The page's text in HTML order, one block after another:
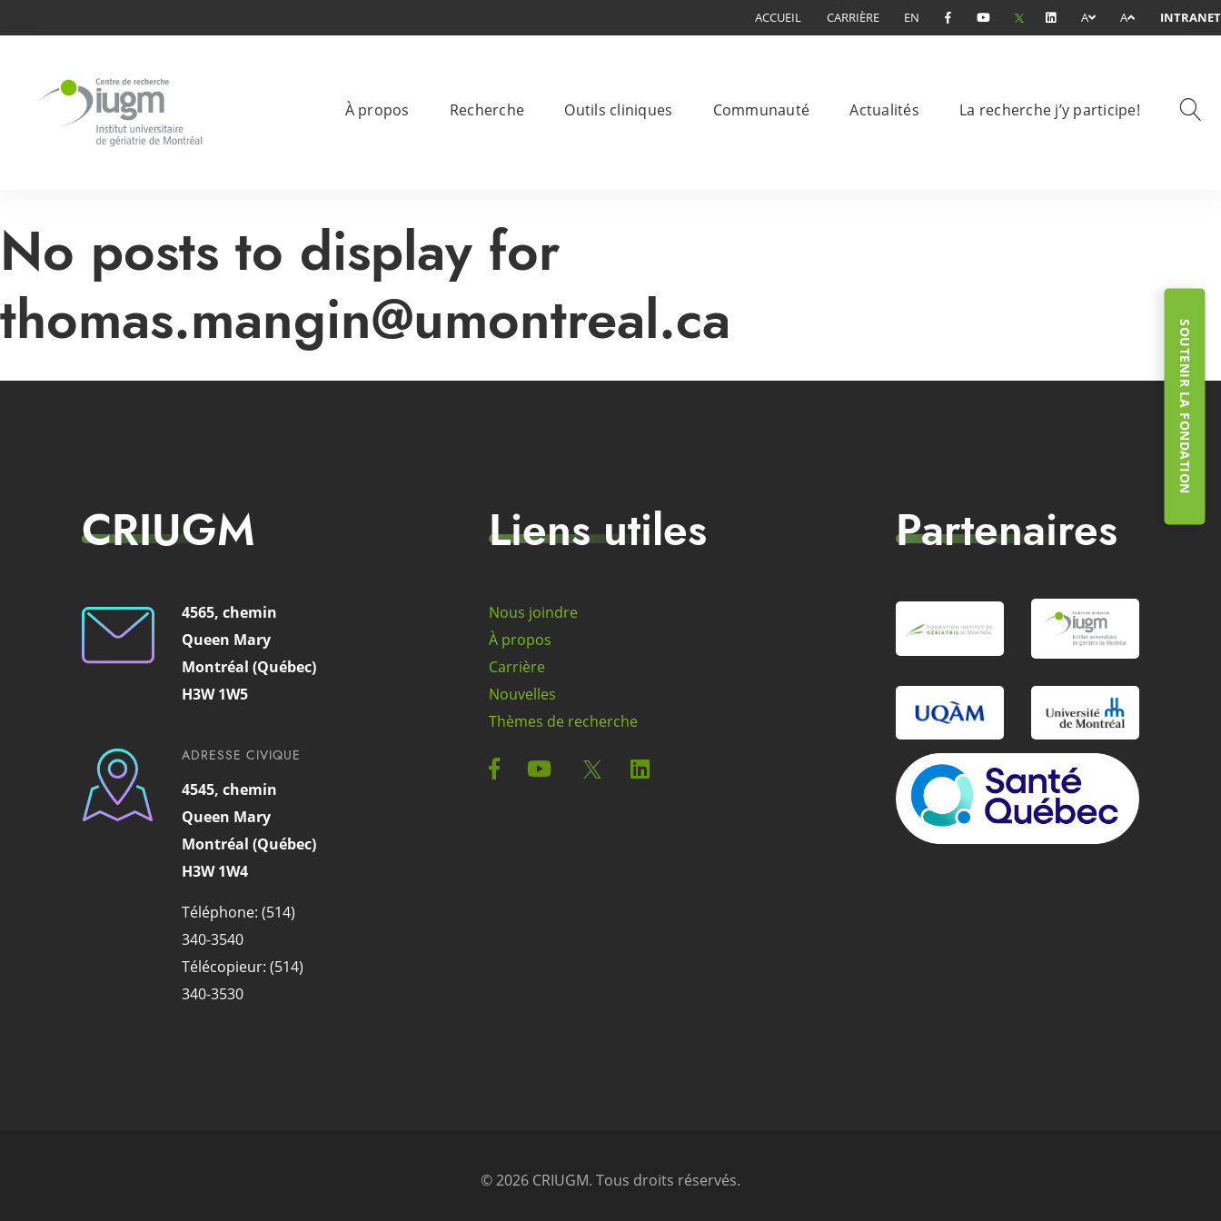
SOUTENIR LA FONDATION
ACCUEIL CARRIÈRE EN A A INTRANET
À propos Recherche Outils cliniques Communauté Actualités La recherche j’y participe!
No posts to display for
thomas.mangin@umontreal.ca
CRIUGM
4565, chemin
Queen Mary
Montréal (Québec)
H3W 1W5
ADRESSE CIVIQUE
4545, chemin
Queen Mary
Montréal (Québec)
H3W 1W4
Téléphone: (514)
340-3540
Télécopieur: (514)
340-3530
Liens utiles
Nous joindre
À propos
Carrière
Nouvelles
Thèmes de recherche
Partenaires
© 2026 CRIUGM. Tous droits réservés.